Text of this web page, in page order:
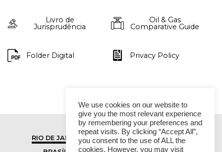
Livro de
Jurisprudência
Oil & Gas
Comparative Guide
Folder Digital Privacy Policy
RIO DE JANEIRO
SÃO PAULO
We use cookies on our website to
give you the most relevant experience
by remembering your preferences and
repeat visits. By clicking “Accept All”,
you consent to the use of ALL the
cookies. However, you may visit